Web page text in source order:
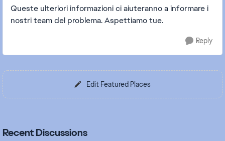
Queste ulteriori informazioni ci aiuteranno a informare i
nostri team del problema. Aspettiamo tue.
Reply
Edit Featured Places
Recent Discussions